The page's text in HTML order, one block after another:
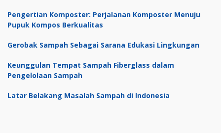
Pengertian Komposter: Perjalanan Komposter Menuju
Pupuk Kompos Berkualitas
Gerobak Sampah Sebagai Sarana Edukasi Lingkungan
Keunggulan Tempat Sampah Fiberglass dalam
Pengelolaan Sampah
Latar Belakang Masalah Sampah di Indonesia